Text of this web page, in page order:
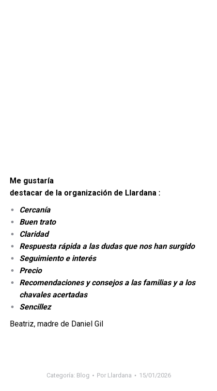
Me gustaría
destacar de la organización de Llardana :
Cercanía
Buen trato
Claridad
Respuesta rápida a las dudas que nos han surgido
Seguimiento e interés
Precio
Recomendaciones y consejos a las familias y a los
chavales acertadas
Sencillez
Beatriz, madre de Daniel Gil
Categoría: Blog Por Llardana 15/01/2026